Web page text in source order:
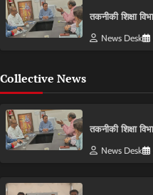
तकनीकी शिक्षा
News Desk
Collective News
तकनीकी शिक्षा
News Desk